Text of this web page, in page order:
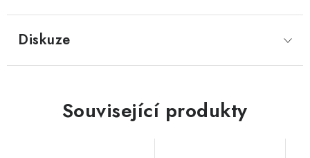
Diskuze
Související produkty